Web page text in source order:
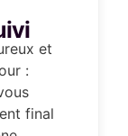
et
:
final